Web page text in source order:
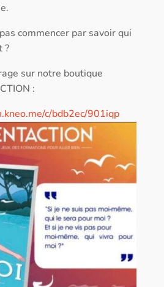
commencer par savoir qui
?
sur notre boutique
:
c/bdb2ec/901iqp